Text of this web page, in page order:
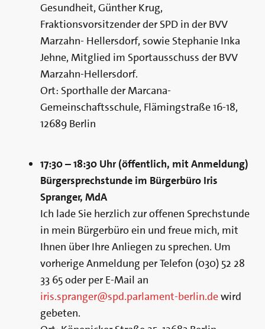
Gesundheit, Günther Krug,
Fraktionsvorsitzender der SPD in der BVV
Marzahn- Hellersdorf, sowie Stephanie Inka
Jehne, Mitglied im Sportausschuss der BVV
Marzahn-Hellersdorf.
Ort: Sporthalle der Marcana-
Gemeinschaftsschule, Flämingstraße 16-18,
12689 Berlin
17:30 – 18:30 Uhr (öffentlich, mit Anmeldung)
Bürgersprechstunde im Bürgerbüro Iris
Spranger, MdA
Ich lade Sie herzlich zur offenen Sprechstunde
in mein Bürgerbüro ein und freue mich, mit
Ihnen über Ihre Anliegen zu sprechen. Um
vorherige Anmeldung per Telefon (030) 52 28
33 65 oder per E-Mail an
iris.spranger@spd.parlament-berlin.dewird
gebeten.